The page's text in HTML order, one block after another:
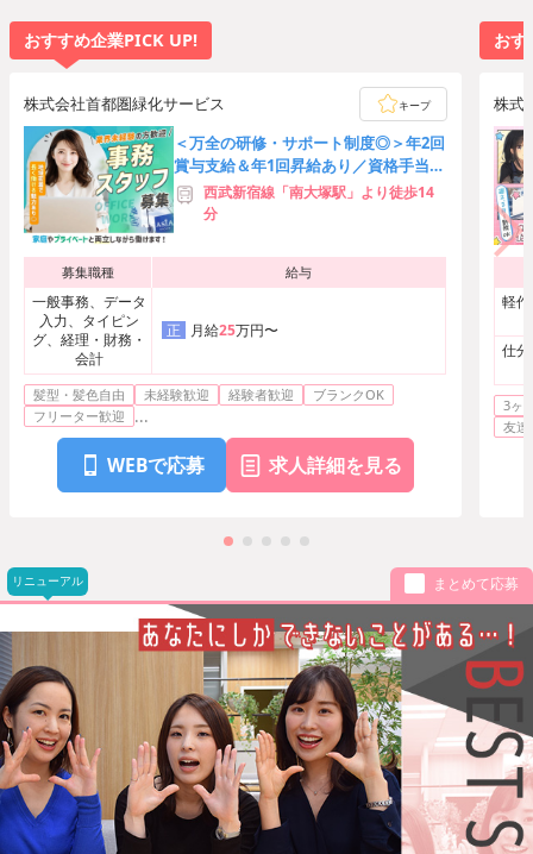
おすすめ企業PICK UP!
株式会社首都圏緑化サービス キープ
＜万全の研修・サポート制度◎＞年2回
賞与支給＆年1回昇給あり／資格手当は
最大10万円／産休・育休完備
西武新宿線「南大塚駅」より徒歩14
分
募集職種 給与
一般事務、データ
入力、タイピン
グ、経理・財務・
会計
正 月給25万円〜
髪型・髪色自由 未経験歓迎 経験者歓迎
ブランクOK
フリーター歓迎
...
WEBで応募 求人詳細を見る
おす
株式
軽
仕
3ヶ
友達
リニューアル まとめて応募